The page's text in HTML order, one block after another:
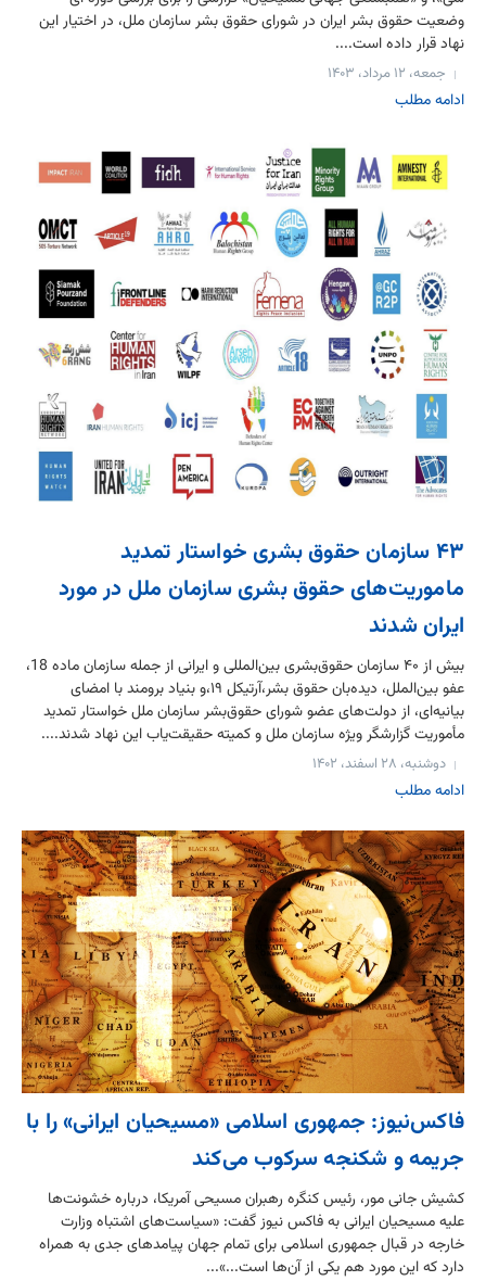
وضعیت حقوق بشر ایران در شورای حقوق بشر سازمان ملل، در اختیار این
نهاد قرار داده است....
جمعه، ۱۲ مرداد، ۱۴۰۳
ادامه مطلب
۴۳ سازمان حقوق بشری خواستار تمدید
ماموریت‌های حقوق بشری سازمان ملل در مورد
ایران شدند
بیش از ۴۰ سازمان‌ حقوق‌بشری بین‌المللی و ایرانی از جمله سازمان ماده 18،
عفو بین‌الملل، دیده‌بان حقوق بشر،آرتیکل ۱۹،و بنیاد برومند با امضای
بیانیه‌ای، از دولت‌های عضو شورای حقوق‌بشر سازمان ملل خواستار تمدید
مأموریت گزارشگر ویژه سازمان ملل و کمیته حقیقت‌یاب این نهاد شدند....
دوشنبه، ۲۸ اسفند، ۱۴۰۲
ادامه مطلب
فاکس‌نیوز: جمهوری اسلامی «مسیحیان ایرانی» را با
جریمه و شکنجه سرکوب می‌کند
کشیش جانی مور، رئیس کنگره رهبران مسیحی آمریکا، درباره خشونت‌ها
علیه مسیحیان ایرانی به فاکس نیوز گفت: «سیاست‌های اشتباه وزارت
خارجه در قبال جمهوری اسلامی برای تمام جهان پیامدهای جدی به همراه
دارد که این مورد هم یکی از آن‌ها است...»...